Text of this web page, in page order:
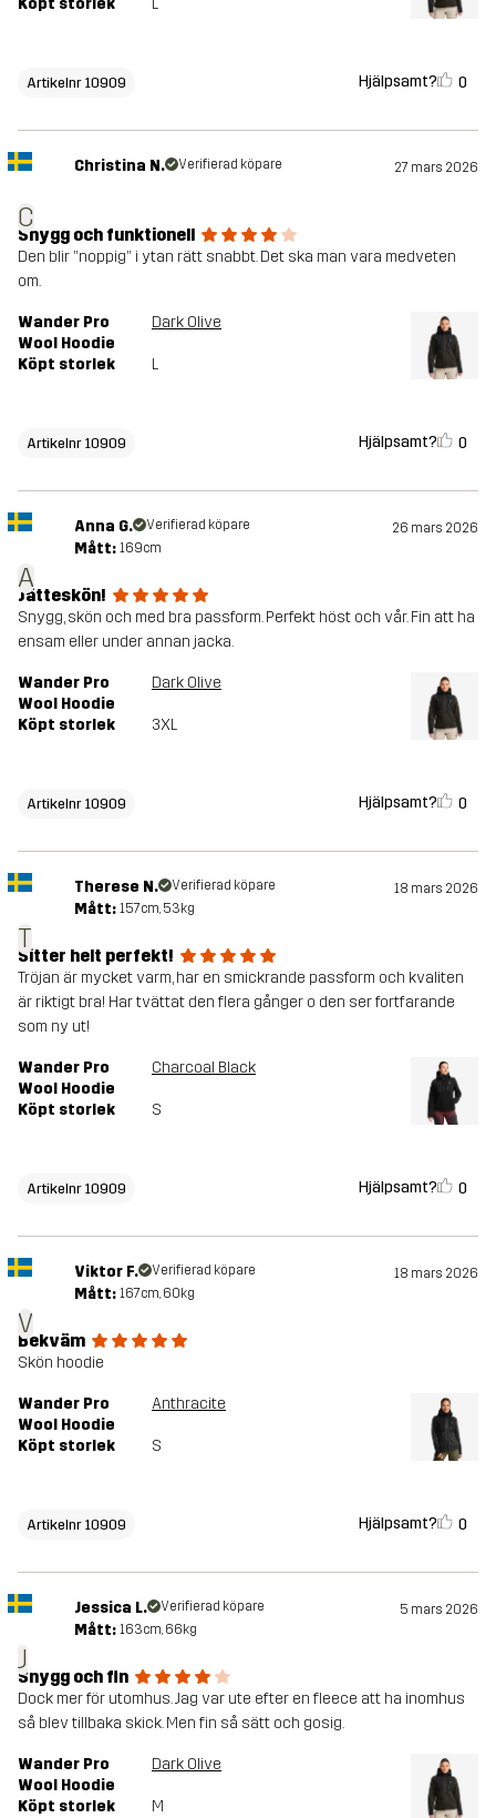
Köpt storlek L
Artikelnr 10909 Hjälpsamt? 0
C
Christina N. Verifierad köpare 27 mars 2026
Snygg och funktionell
Den blir ”noppig” i ytan rätt snabbt. Det ska man vara medveten
om.
Wander Pro
Wool Hoodie
Dark Olive
Köpt storlek L
Artikelnr 10909 Hjälpsamt? 0
A
Anna G. Verifierad köpare 26 mars 2026
Mått: 169cm
Jätteskön!
Snygg, skön och med bra passform. Perfekt höst och vår. Fin att ha
ensam eller under annan jacka.
Wander Pro
Wool Hoodie
Dark Olive
Köpt storlek 3XL
Artikelnr 10909 Hjälpsamt? 0
T
Therese N. Verifierad köpare 18 mars 2026
Mått: 157cm, 53kg
Sitter helt perfekt!
Tröjan är mycket varm, har en smickrande passform och kvaliten
är riktigt bra! Har tvättat den flera gånger o den ser fortfarande
som ny ut!
Wander Pro
Wool Hoodie
Charcoal Black
Köpt storlek S
Artikelnr 10909 Hjälpsamt? 0
V
Viktor F. Verifierad köpare 18 mars 2026
Mått: 167cm, 60kg
Bekväm
Skön hoodie
Wander Pro
Wool Hoodie
Anthracite
Köpt storlek S
Artikelnr 10909 Hjälpsamt? 0
J
Jessica L. Verifierad köpare 5 mars 2026
Mått: 163cm, 66kg
Snygg och fin
Dock mer för utomhus. Jag var ute efter en fleece att ha inomhus
så blev tillbaka skick. Men fin så sätt och gosig.
Wander Pro
Wool Hoodie
Dark Olive
Köpt storlek M